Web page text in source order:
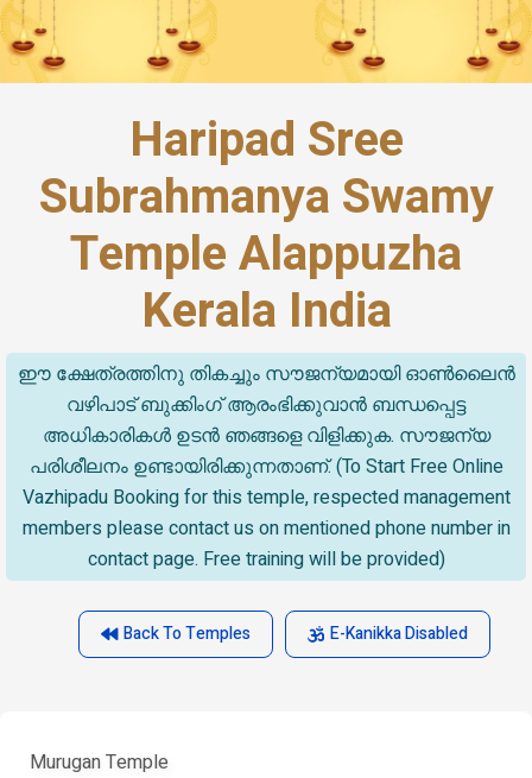
Haripad Sree
Subrahmanya Swamy
Temple Alappuzha
Kerala India
ഈ ക്ഷേത്രത്തിനു തികച്ചും സൗജന്യമായി ഓൺലൈൻ
വഴിപാട് ബുക്കിംഗ് ആരംഭിക്കുവാൻ ബന്ധപ്പെട്ട
അധികാരികൾ ഉടൻ ഞങ്ങളെ വിളിക്കുക. സൗജന്യ
പരിശീലനം ഉണ്ടായിരിക്കുന്നതാണ്. (To Start Free Online
Vazhipadu Booking for this temple, respected management
members please contact us on mentioned phone number in
contact page. Free training will be provided)
Back To Temples E-Kanikka Disabled
Murugan Temple